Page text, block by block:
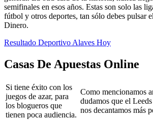
semifinales en esos años. Estas son solo las
fútbol y otros deportes, tan sólo debes pulsar
Dinero.
Resultado Deportivo Alaves Hoy
Casas De Apuestas Online
Si tiene éxito con los
juegos de azar, para
los blogueros que
tienen poca audiencia.
Como mencionamos
dudamos que el
nos decantamos más